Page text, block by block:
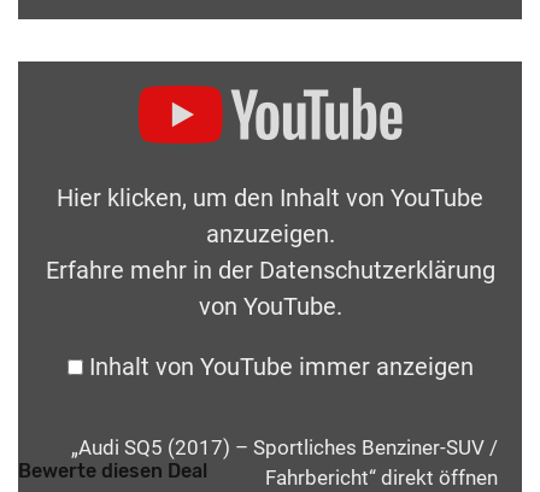
Hier klicken, um den Inhalt von YouTube
anzuzeigen.
Erfahre mehr in der Datenschutzerklärung
von YouTube.
Inhalt von YouTube immer anzeigen
„Audi SQ5 (2017) – Sportliches Benziner-SUV /
Fahrbericht“ direkt öffnen
Bewerte diesen Deal